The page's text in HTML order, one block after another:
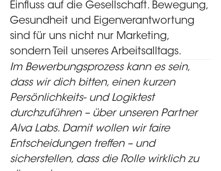
Einfluss auf die Gesellschaft. Bewegung,
Gesundheit und Eigenverantwortung
sind für uns nicht nur Marketing,
sondern Teil unseres Arbeitsalltags.
Im Bewerbungsprozess kann es sein,
dass wir dich bitten, einen kurzen
Persönlichkeits- und Logiktest
durchzuführen – über unseren Partner
Alva Labs. Damit wollen wir faire
Entscheidungen treffen – und
sicherstellen, dass die Rolle wirklich zu